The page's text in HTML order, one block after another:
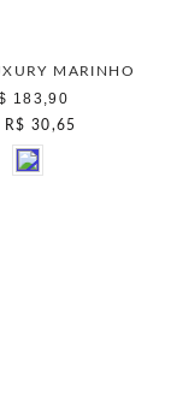
MARINHO
183,90
R$ 30,65